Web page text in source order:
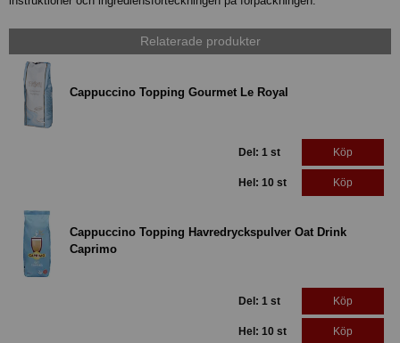
Relaterade produkter
Cappuccino Topping Gourmet Le Royal
Del: 1 st Köp
Hel: 10 st Köp
Cappuccino Topping Havredryckspulver Oat Drink
Caprimo
Del: 1 st Köp
Hel: 10 st Köp